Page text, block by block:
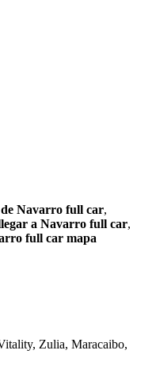
Navarro full car,
a Navarro full car,
full car mapa
Zulia, Maracaibo,